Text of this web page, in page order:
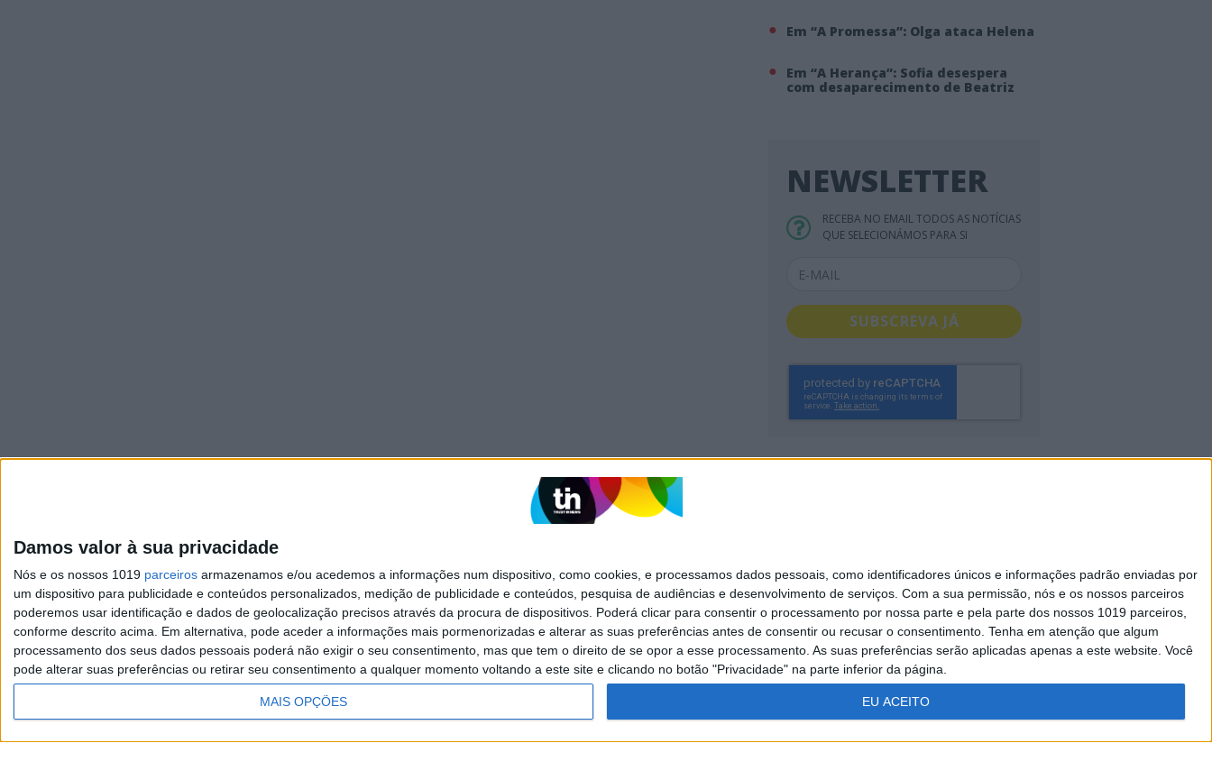
Damos valor à sua privacidade
Nós e os nossos 1019 parceiros armazenamos e/ou acedemos a informações num dispositivo, como cookies, e processamos dados pessoais, como identificadores únicos e informações padrão enviadas por
um dispositivo para publicidade e conteúdos personalizados, medição de publicidade e conteúdos, pesquisa de audiências e desenvolvimento de serviços. Com a sua permissão, nós e os nossos parceiros
poderemos usar identificação e dados de geolocalização precisos através da procura de dispositivos. Poderá clicar para consentir o processamento por nossa parte e pela parte dos nossos 1019 parceiros,
conforme descrito acima. Em alternativa, pode aceder a informações mais pormenorizadas e alterar as suas preferências antes de consentir ou recusar o consentimento. Tenha em atenção que algum
processamento dos seus dados pessoais poderá não exigir o seu consentimento, mas que tem o direito de se opor a esse processamento. As suas preferências serão aplicadas apenas a este website. Você
pode alterar suas preferências ou retirar seu consentimento a qualquer momento voltando a este site e clicando no botão "Privacidade" na parte inferior da página.
MAIS OPÇÕES EU ACEITO
Em “A Promessa”: Olga ataca Helena
Em “A Herança”: Sofia desespera
com desaparecimento de Beatriz
NEWSLETTER
RECEBA NO EMAIL TODOS AS NOTÍCIAS
QUE SELECIONÁMOS PARA SI
SUBSCREVA JÁ
SITES DO GRUPO TRUST IN NEWS
Exame
Exame Informática Jornal de Letras
Visão Júnior
Visão Saúde
Visão + Visão Se7e A Nossa Prima
TERMOS E CONDIÇÕES DE